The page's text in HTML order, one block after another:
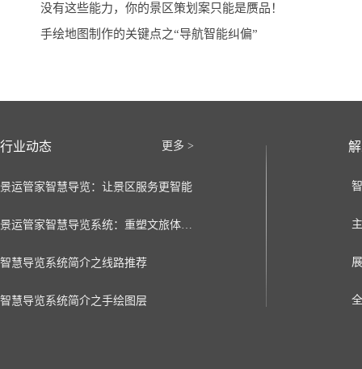
没有这些能力，你的景区策划案只能是赝品！
手绘地图制作的关键点之“导航智能纠偏”
行业动态 更多 >
景运管家智慧导览：让景区服务更智能
智慧导览系统简介之线路推荐
智慧导览系统简介之手绘图层